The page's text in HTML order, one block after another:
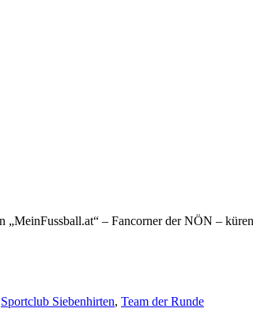
„MeinFussball.at“ – Fancorner der NÖN –
Sportclub Siebenhirten, Team der Runde